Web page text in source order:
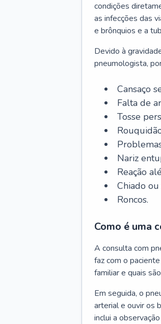
condições
as infecções das
e brônquios e a
Devido à
pneumologista,
Cansaço
Falta de
Tosse
Nariz
Reação
Chiado
Roncos.
Como é uma
A consulta com
faz com o
familiar e quais
Em seguida, o
arterial e ouvir os
inclui a